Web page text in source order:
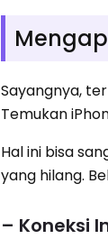
Sayangnya,
Temukan
Hal ini bisa
yang hilang.
– Koneksi